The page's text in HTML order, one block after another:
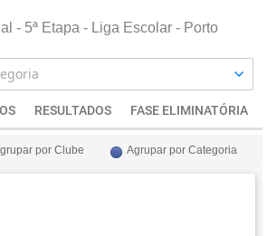
- 5ª Etapa - Liga Escolar - Porto
RESULTADOS FASE ELIMINATÓRIA
por Clube Agrupar por Categoria